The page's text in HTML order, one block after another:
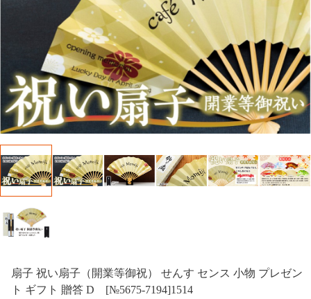
扇子 祝い扇子（開業等御祝） せんす センス 小物 プレゼン
ト ギフト 贈答 D [№5675-7194]1514